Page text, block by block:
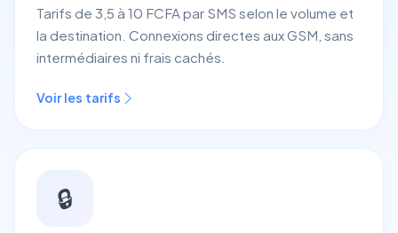
Tarifs de 3,5 à 10 FCFA par SMS selon le volume et
la destination. Connexions directes aux GSM, sans
intermédiaires ni frais cachés.
Voir les tarifs
🔒